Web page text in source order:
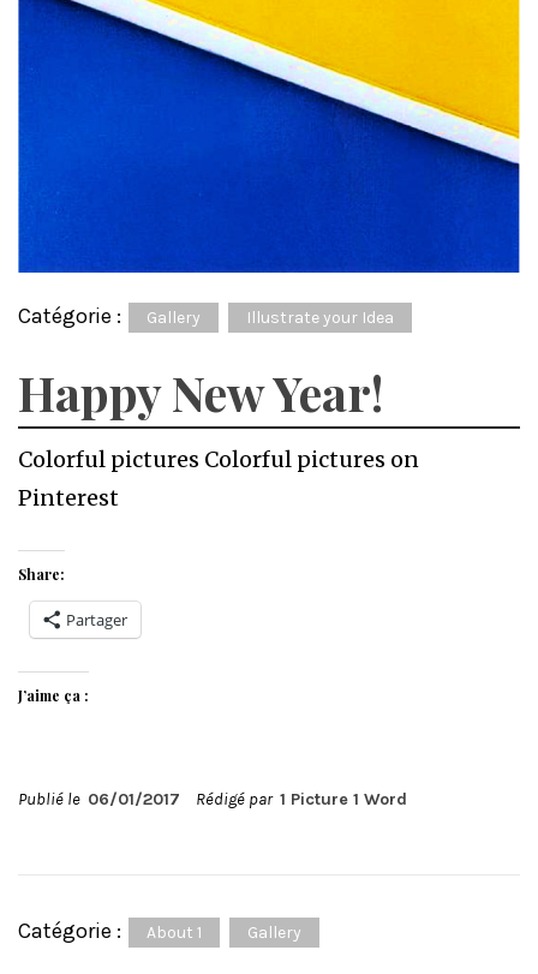
Catégorie : Gallery Illustrate your Idea
Happy New Year!
Colorful pictures Colorful pictures on
Pinterest
Share:
Partager
J’aime ça :
Publié le 06/01/2017 Rédigé par 1 Picture 1 Word
Catégorie : About 1 Gallery